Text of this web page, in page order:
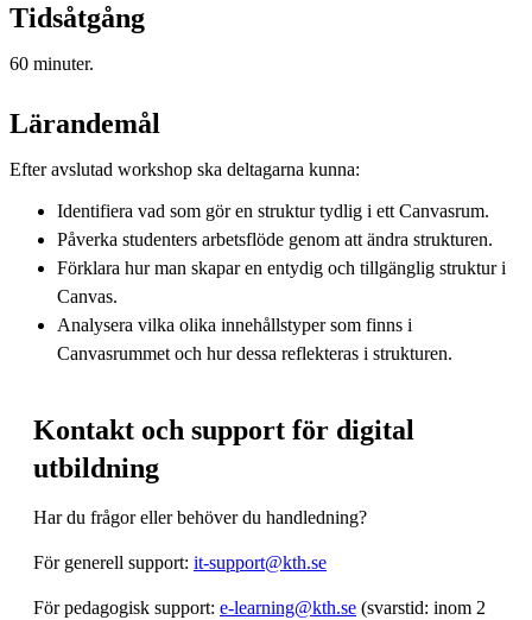
Tidsåtgång
60 minuter.
Lärandemål
Efter avslutad workshop ska deltagarna kunna:
Identifiera vad som gör en struktur tydlig i ett Canvasrum.
Påverka studenters arbetsflöde genom att ändra strukturen.
Förklara hur man skapar en entydig och tillgänglig struktur i
Canvas.
Analysera vilka olika innehållstyper som finns i
Canvasrummet och hur dessa reflekteras i strukturen.
Kontakt och support för digital
utbildning
Har du frågor eller behöver du handledning?
För generell support: it-support@kth.se
För pedagogisk support: e-learning@kth.se (svarstid: inom 2